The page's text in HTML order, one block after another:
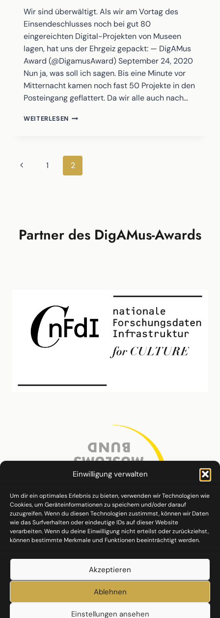
Einwilligung verwalten
Um dir ein optimales Erlebnis zu bieten, verwenden wir Technologien wie
Cookies, um Geräteinformationen zu speichern und/oder darauf
zuzugreifen. Wenn du diesen Technologien zustimmst, können wir Daten
wie das Surfverhalten oder eindeutige IDs auf dieser Website
verarbeiten. Wenn du deine Einwilligung nicht erteilst oder zurückziehst,
können bestimmte Merkmale und Funktionen beeinträchtigt werden.
Akzeptieren
Ablehnen
Einstellungen ansehen
Wir sind überwältigt. Als wir am Vortag des
Einsendeschlusses noch bei gut 80
eingereichten Digital-Projekten von Museen
lagen, hat uns der Ehrgeiz gepackt: — DigAMus
Award (@DigamusAward) September 24, 2020
Nun ja, was soll ich sagen. Bis eine Minute vor
Mitternacht kamen noch fast 50 Projekte in den
Posteingang geflattert. Da wir alle auch nach…
WEITERLESEN ÜBER
Seitennavigation
Vorherige1 2
Partner des DigAMus-Awards